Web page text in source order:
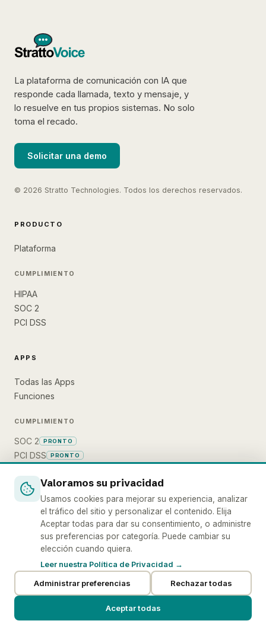
La plataforma de comunicación con IA que
responde cada llamada, texto y mensaje, y
lo resuelve en tus propios sistemas. No solo
toma el recado.
Solicitar una demo
© 2026 Stratto Technologies. Todos los derechos reservados.
PRODUCTO
Plataforma
CUMPLIMIENTO
HIPAA
SOC 2
PCI DSS
APPS
Todas las Apps
Funciones
CUMPLIMIENTO
SOC 2 PRONTO
PCI DSS PRONTO
EMPRESA
Nosotros
Contacto
Política de PrivacidadTérminos de ServicioPolítica de Cookies
Valoramos su privacidad
Usamos cookies para mejorar su experiencia, analizar
el tráfico del sitio y personalizar el contenido. Elija
Aceptar todas para dar su consentimiento, o administre
sus preferencias por categoría. Puede cambiar su
elección cuando quiera.
Leer nuestra Política de Privacidad →
Administrar preferencias Rechazar todas
Aceptar todas